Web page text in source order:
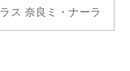
ス 奈良ミ・ナーラ